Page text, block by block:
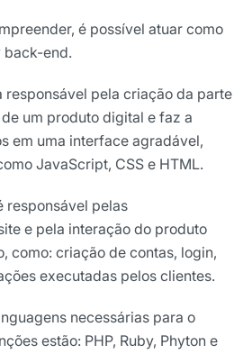
é possível atuar como
back-end.
responsável pela criação da parte
um produto digital e faz a
em uma interface agradável,
JavaScript, CSS e HTML.
responsável pelas
e pela interação do produto
como: criação de contas, login,
executadas pelos clientes.
necessárias para o
estão: PHP, Ruby, Phyton e